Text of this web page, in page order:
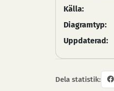
Källa:
Diagramtyp:
Uppdaterad:
Dela statistik: